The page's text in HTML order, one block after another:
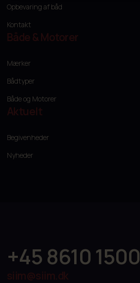
Opbevaring af båd
Kontakt
Både & Motorer
Mærker
Bådtyper
Både og Motorer
Aktuelt
Begivenheder
Nyheder
+45 8610 1500
siim@siim.dk